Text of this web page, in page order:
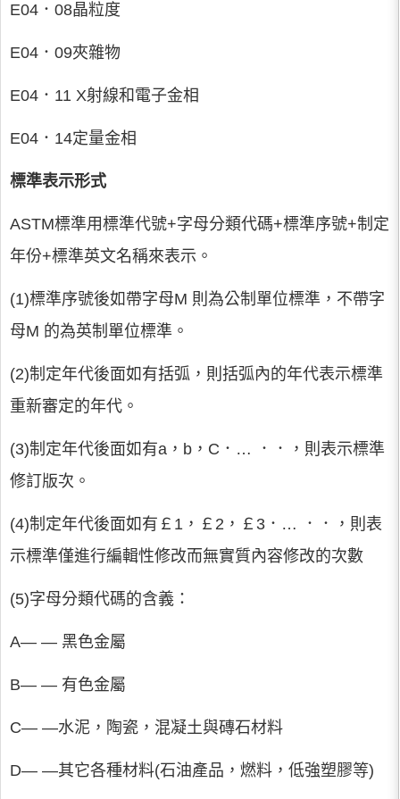
E04．08晶粒度
E04．09夾雜物
E04．11 X射線和電子金相
E04．14定量金相
標準表示形式
ASTM標準用標準代號+字母分類代碼+標準序號+制定
年份+標準英文名稱來表示。
(1)標準序號後如帶字母M 則為公制單位標準，不帶字
母M 的為英制單位標準。
(2)制定年代後面如有括弧，則括弧內的年代表示標準
重新審定的年代。
(3)制定年代後面如有a，b，C．… ．．，則表示標準
修訂版次。
(4)制定年代後面如有￡1，￡2，￡3．… ．．，則表
示標準僅進行編輯性修改而無實質內容修改的次數
(5)字母分類代碼的含義：
A— — 黑色金屬
B— — 有色金屬
C— —水泥，陶瓷，混凝土與磚石材料
D— —其它各種材料(石油產品，燃料，低強塑膠等)